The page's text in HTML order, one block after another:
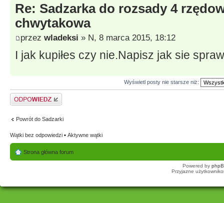
Re: Sadzarka do rozsady 4
chwytakowa
przez wladeksi » N, 8 marca 2015, 18:12
I jak kupiłes czy nie.Napisz jak sie
Wyświetl posty nie starsze niż:
Odpowiedz
Powrót do Sadzarki
Wątki bez odpowiedzi • Aktywne wątki
Strona główna forum
Powered by
Przyjazne